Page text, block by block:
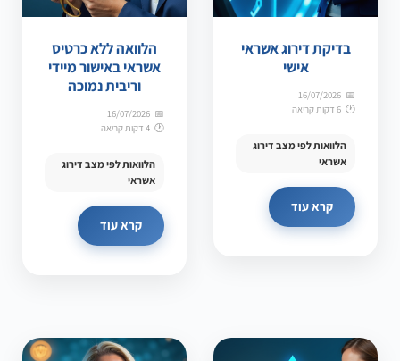
בדיקת דירוג אשראי
אישי
16/07/2026
6 דקות קריאה
הלוואות לפי מצב דירוג
אשראי
קרא עוד
הלוואה ללא כרטיס
אשראי באישור מיידי
וריבית נמוכה
16/07/2026
4 דקות קריאה
הלוואות לפי מצב דירוג
אשראי
קרא עוד